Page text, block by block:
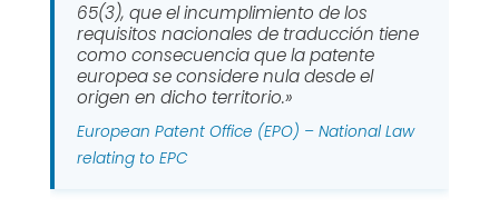
65(3), que el incumplimiento de los
requisitos nacionales de traducción tiene
como consecuencia que la patente
europea se considere nula desde el
origen en dicho territorio.»
European Patent Office (EPO) – National Law
relating to EPC